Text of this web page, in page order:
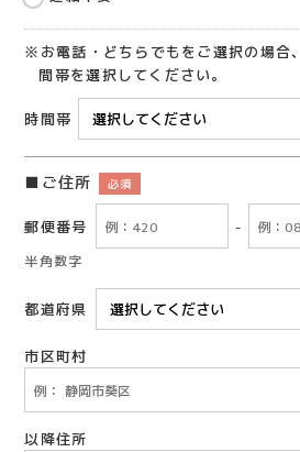
※お電話・どちらでもをご選択の場合
間帯を選択してください。
時間帯
ご住所 必須
郵便番号
-
半角数字
都道府県
市区町村
以降住所